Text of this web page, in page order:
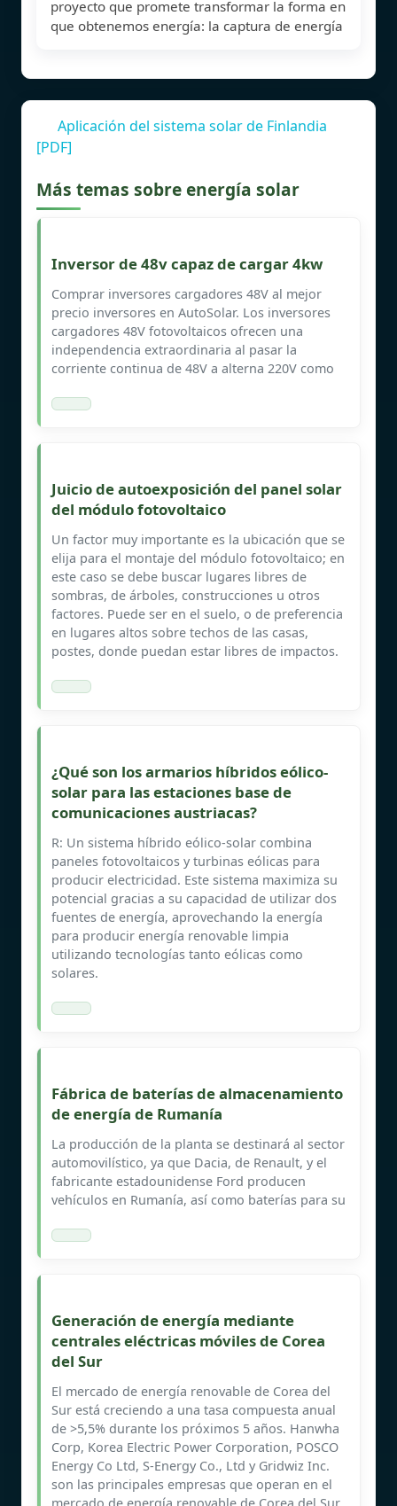
proyecto que promete transformar la forma en
que obtenemos energía: la captura de energía
Aplicación del sistema solar de Finlandia
[PDF]
Más temas sobre energía solar
Inversor de 48v capaz de cargar 4kw
Comprar inversores cargadores 48V al mejor
precio inversores en AutoSolar. Los inversores
cargadores 48V fotovoltaicos ofrecen una
independencia extraordinaria al pasar la
corriente continua de 48V a alterna 220V como
Juicio de autoexposición del panel solar
del módulo fotovoltaico
Un factor muy importante es la ubicación que se
elija para el montaje del módulo fotovoltaico; en
este caso se debe buscar lugares libres de
sombras, de árboles, construcciones u otros
factores. Puede ser en el suelo, o de preferencia
en lugares altos sobre techos de las casas,
postes, donde puedan estar libres de impactos.
¿Qué son los armarios híbridos eólico-
solar para las estaciones base de
comunicaciones austriacas?
R: Un sistema híbrido eólico-solar combina
paneles fotovoltaicos y turbinas eólicas para
producir electricidad. Este sistema maximiza su
potencial gracias a su capacidad de utilizar dos
fuentes de energía, aprovechando la energía
para producir energía renovable limpia
utilizando tecnologías tanto eólicas como
solares.
Fábrica de baterías de almacenamiento
de energía de Rumanía
La producción de la planta se destinará al sector
automovilístico, ya que Dacia, de Renault, y el
fabricante estadounidense Ford producen
vehículos en Rumanía, así como baterías para su
Generación de energía mediante
centrales eléctricas móviles de Corea
del Sur
El mercado de energía renovable de Corea del
Sur está creciendo a una tasa compuesta anual
de >5,5% durante los próximos 5 años. Hanwha
Corp, Korea Electric Power Corporation, POSCO
Energy Co Ltd, S-Energy Co., Ltd y Gridwiz Inc.
son las principales empresas que operan en el